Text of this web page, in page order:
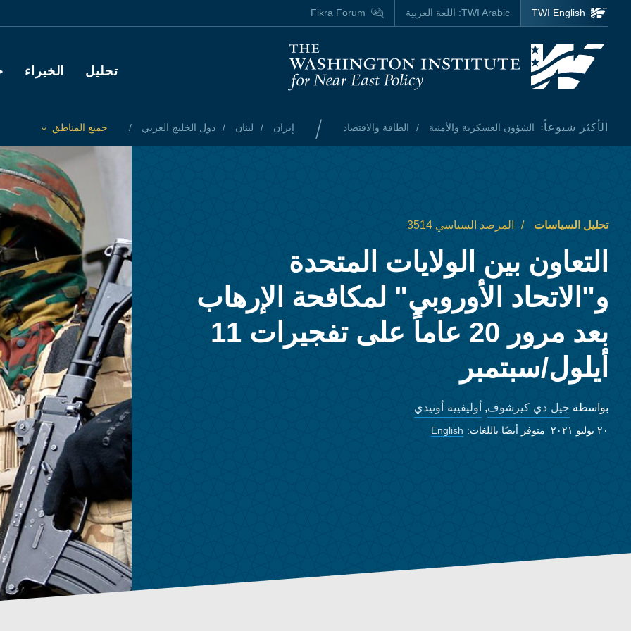
Skip to main content
Homepage
Main navigation
تحليل الخبراء
الأكثر شيوعاً: الشؤون العسكرية والأمنية الطاقة والاقتصاد / إيران لبنان دول الخليج العربي
Toggle List of
جميع المناطق
TWI English
TWI Arabic: اللغة العربية Fikra Forum
تحليل السياسات المرصد السياسي 3514
التعاون بين الولايات المتحدة
و"الاتحاد الأوروبي" لمكافحة الإرهاب
بعد مرور 20 عاماً على تفجيرات 11
أيلول/سبتمبر
بواسطة جيل دي كيرشوف, أوليفييه أونيدي
٢٠ يوليو ٢٠٢١ متوفر أيضًا باللغات: English